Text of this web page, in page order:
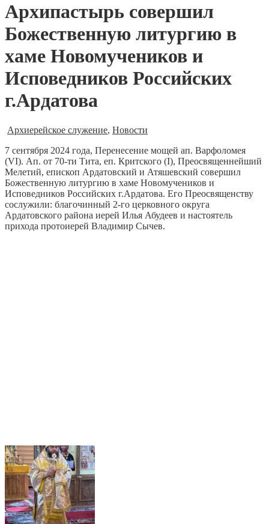
Архипастырь совершил
Божественную литургию в
хаме Новомучеников и
Исповедников Российских
г.Ардатова
Архиерейское служение, Новости
7 сентября 2024 года, Перенесение мощей ап. Варфоломея
(VI). Ап. от 70-ти Тита, еп. Критского (I), Преосвященнейший
Мелетий, епископ Ардатовский и Атяшевский совершил
Божественную литургию в хаме Новомучеников и
Исповедников Российских г.Ардатова. Его Преосвященству
сослужили: благочинный 2-го церковного округа
Ардатовского района иерей Илья Абудеев и настоятель
прихода протоиерей Владимир Сычев.